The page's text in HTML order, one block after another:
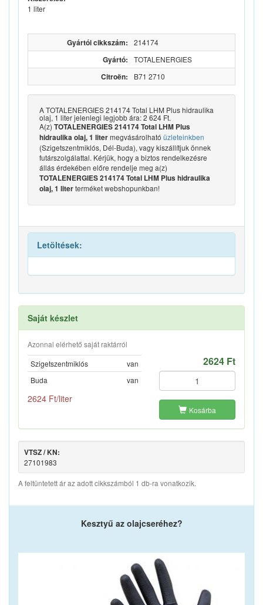
1 liter
Gyártói cikkszám: 214174
Gyártó: TOTALENERGIES
Citroën: B71 2710
A TOTALENERGIES 214174 Total LHM Plus hidraulika
olaj, 1 liter jelenlegi legjobb ára: 2 624 Ft.
A(z) TOTALENERGIES 214174 Total LHM Plus
hidraulika olaj, 1 litermegvásárolható üzleteinkben
(Szigetszentmiklós, Dél-Buda), vagy kiszállítjuk önnek
futárszolgálattal. Kérjük, hogy a biztos rendelkezésre
állás érdekében előre rendelje meg a(z)
TOTALENERGIES 214174 Total LHM Plus hidraulika
olaj, 1 literterméket webshopunkban!
Letöltések:
Saját készlet
Azonnal elérhető saját raktárról
Szigetszentmiklós
van
Buda
van
2624 Ft/liter
2624 Ft
Kosárba
VTSZ / KN:
27101983
A feltüntetett ár az adott cikkszámból 1 db-ra vonatkozik.
Kesztyű az olajcseréhez?